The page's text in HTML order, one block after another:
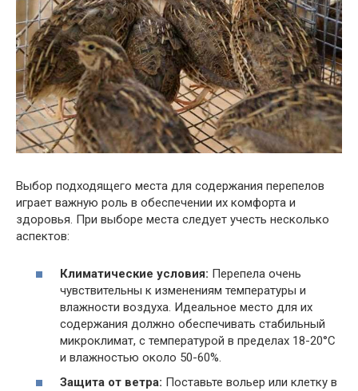
Выбор подходящего места для содержания перепелов
играет важную роль в обеспечении их комфорта и
здоровья. При выборе места следует учесть несколько
аспектов:
Климатические условия: Перепела очень
чувствительны к изменениям температуры и
влажности воздуха. Идеальное место для их
содержания должно обеспечивать стабильный
микроклимат, с температурой в пределах 18-20°C
и влажностью около 50-60%.
Защита от ветра: Поставьте вольер или клетку в